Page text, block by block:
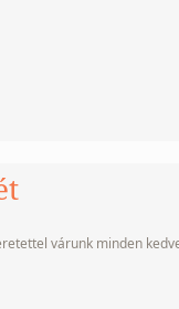
várunk minden